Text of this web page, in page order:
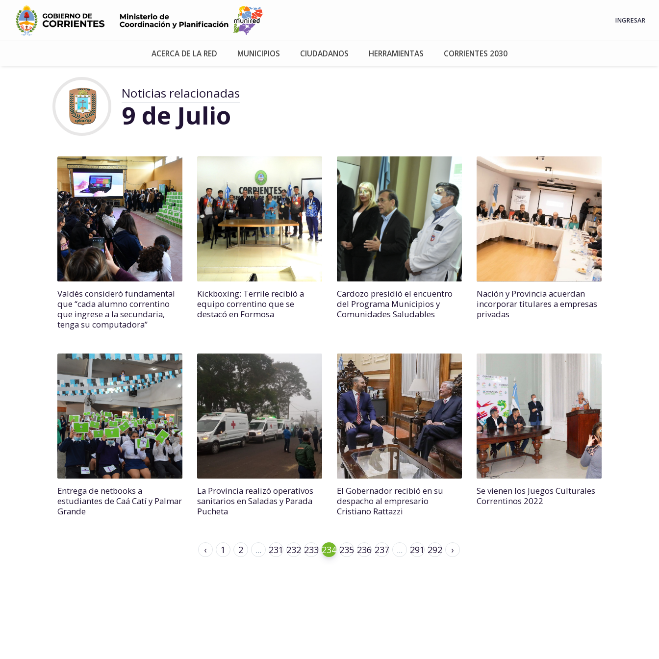
INGRESAR
ACERCA DE LA RED MUNICIPIOS CIUDADANOS HERRAMIENTAS CORRIENTES 2030
Noticias relacionadas
9 de Julio
Valdés consideró fundamental
que “cada alumno correntino
que ingrese a la secundaria,
tenga su computadora”
Kickboxing: Terrile recibió a
equipo correntino que se
destacó en Formosa
Cardozo presidió el encuentro
del Programa Municipios y
Comunidades Saludables
Nación y Provincia acuerdan
incorporar titulares a empresas
privadas
Entrega de netbooks a
estudiantes de Caá Catí y Palmar
Grande
La Provincia realizó operativos
sanitarios en Saladas y Parada
Pucheta
El Gobernador recibió en su
despacho al empresario
Cristiano Rattazzi
Se vienen los Juegos Culturales
Correntinos 2022
‹ 1 2 ... 231 232 233 234 235 236 237 ... 291 292 ›